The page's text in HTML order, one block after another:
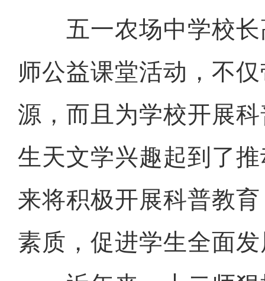
五一农场中学校长
师公益课堂活动，不
源，而且为学校开展
生天文学兴趣起到了
来将积极开展科普教
素质，促进学生全面